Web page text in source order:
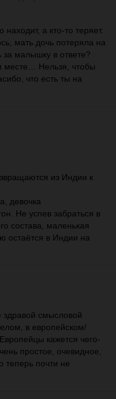
а кто-то теряет.
мать дочь потеряла на
за малышку в ответе?
месте… Нельзя, чтобы
что есть ты на
из Индии к
девочка
Не успев забраться в
состава, маленькая
остаётся в Индии на
смысловой
в европейском/
кажется чего-
простое, очевидное,
теперь почти не